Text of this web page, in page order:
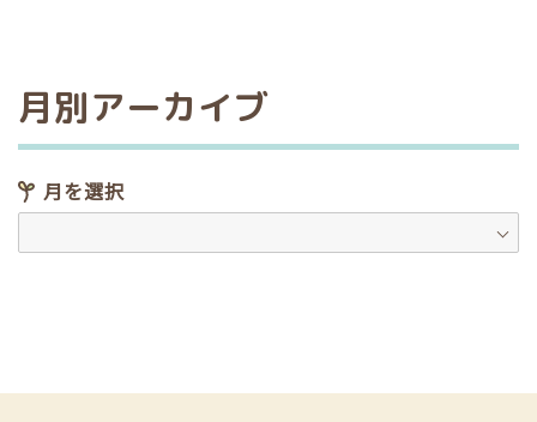
月別アーカイブ
月を選択